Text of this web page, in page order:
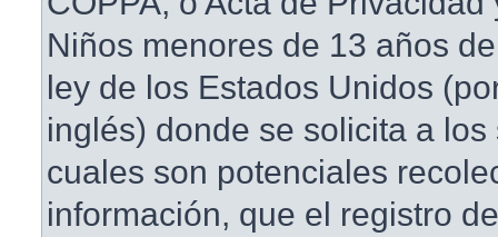
Niños menores de 13 años
ley de los Estados Unidos
inglés) donde se solicita a
cuales son potenciales
información, que el registro